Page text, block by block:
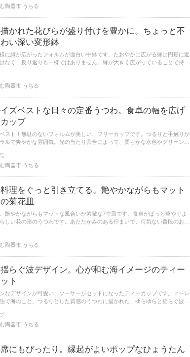
陶器市 うちる
かれた花びらが盛り付けを豊かに。ちょっと不
い深い変形鉢
に縁が広がったフォルムが面白い中鉢です。たおやかに広がる縁は円形に近
なく、反り返りも一様ではありません。縁が大きく広がっていることで持ち
陶器市 うちる
ズベストな日々の定番うつわ。食卓の幅を広げ
ップ
スト！無駄のないフォルムが美しい、フリーカップです。つるりと手触りが
ルで爽やかな雰囲気。光の当たり具合によって、柔らかな水色やグリーンに
陶器市 うちる
理をぐっと引き立てる。艶やかながらもマット
菊花皿
艶やかながらもマットな風合いが素敵な7寸皿です。食卓がぱっと華やぐよ
しい花の形のうつわです。あたたかみのある佇まいで、何気ない普段のお料
陶器市 うちる
らぐ波デザイン。心が和む海イメージのティー
ト
なデザインが可愛い、ソーサーがセットになったティーカップです。マーレ
で海のこと。つるりとした質感のうつわに描かれた、ゆらゆらと揺らぐ波の
陶器市 うちる
にもぴったり。縁起がよいポップなひょうたん